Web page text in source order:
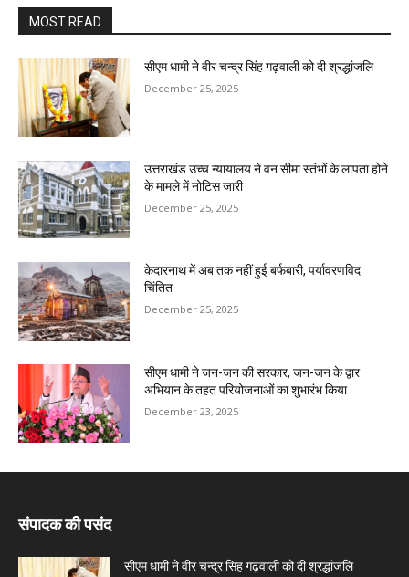
MOST READ
सीएम धामी ने वीर चन्द्र सिंह गढ़वाली को दी श्रद्धांजलि
December 25, 2025
उत्तराखंड उच्च न्यायालय ने वन सीमा स्तंभों के लापता होने
के मामले में नोटिस जारी
December 25, 2025
केदारनाथ में अब तक नहीं हुई बर्फबारी, पर्यावरणविद
चिंतित
December 25, 2025
सीएम धामी ने जन-जन की सरकार, जन-जन के द्वार
अभियान के तहत परियोजनाओं का शुभारंभ किया
December 23, 2025
संपादक की पसंद
सीएम धामी ने वीर चन्द्र सिंह गढ़वाली को दी श्रद्धांजलि